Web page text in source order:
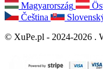
Magyarország
Čeština
© XuPe.pl - 2024-2026 .